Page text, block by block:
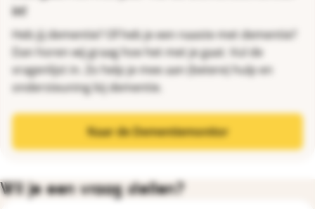
in!
Heb jij dementie? Of heb je een naaste met dementie?
Dan horen wij graag hoe het met je gaat. Vul de
vragenlijst in. Zo help je mee aan (betere) hulp en
ondersteuning bij dementie.
Naar de Dementiemonitor
Wil je een vraag stellen?